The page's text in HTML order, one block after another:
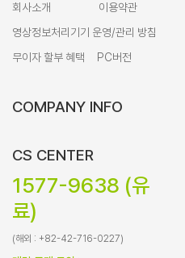
회사소개 이용약관
영상정보처리기기 운영/관리 방침
무이자 할부 혜택
PC버전
COMPANY INFO
CS CENTER
1577-9638 (유
료)
(해외 : +82-42-716-0227)